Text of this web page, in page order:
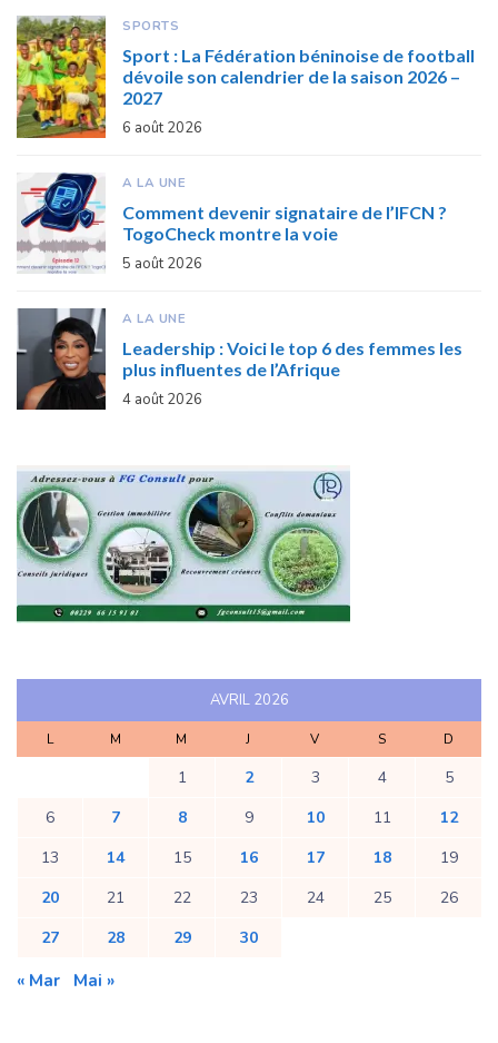
SPORTS
Sport : La Fédération béninoise de football
dévoile son calendrier de la saison 2026 –
2027
6 août 2026
A LA UNE
Comment devenir signataire de l’IFCN ?
TogoCheck montre la voie
5 août 2026
A LA UNE
Leadership : Voici le top 6 des femmes les
plus influentes de l’Afrique
4 août 2026
AVRIL 2026
L M M J V S D
1 2 3 4
5
6
7 8 9 10 11
12
13
14 15 16 17 18
19
20
21 22 23 24 25
26
27
28 29 30
« Mar Mai »